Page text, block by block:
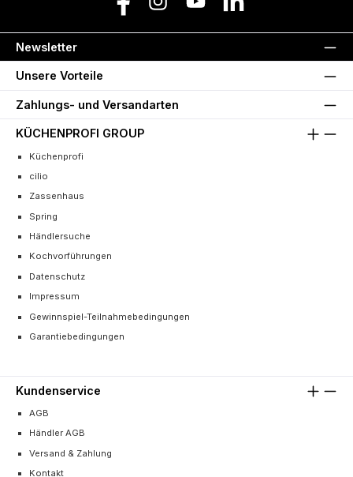
Facebook Instagram YouTube LinkedIn
Newsletter
Unsere Vorteile
Zahlungs- und Versandarten
KÜCHENPROFI GROUP
Küchenprofi
cilio
Zassenhaus
Spring
Händlersuche
Kochvorführungen
Datenschutz
Impressum
Gewinnspiel-Teilnahmebedingungen
Garantiebedingungen
Kundenservice
AGB
Händler AGB
Versand & Zahlung
Kontakt